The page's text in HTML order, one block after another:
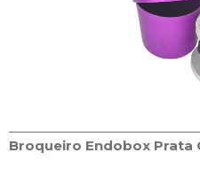
Broqueiro Endobox Prata